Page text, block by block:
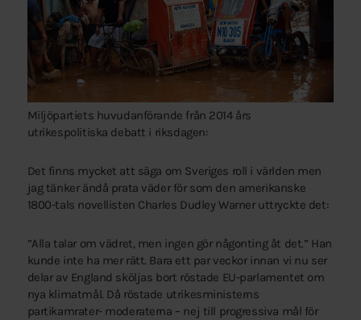
Miljöpartiets huvudanförande från 2014 års
utrikespolitiska debatt i riksdagen:
Det finns mycket att säga om Sveriges roll i världen men
jag tänker ändå prata väder för som den amerikanske
1800-tals novellisten Charles Dudley Warner uttryckte det:
”Alla talar om vädret, men ingen gör någonting åt det.” Han
kunde inte ha mer rätt. Bara ett par veckor innan vi nu ser
delar av England sköljas bort röstade EU-parlamentet om
nya klimatmål. Då röstade utrikesministerns
partikamrater- moderaterna – nej till progressiva mål för